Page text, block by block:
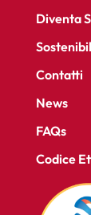
Diventa
Contatti
News
FAQs
Codice